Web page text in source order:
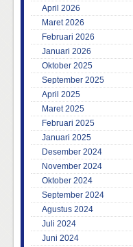
April 2026
Maret 2026
Februari 2026
Januari 2026
Oktober 2025
September 2025
April 2025
Maret 2025
Februari 2025
Januari 2025
Desember 2024
November 2024
Oktober 2024
September 2024
Agustus 2024
Juli 2024
Juni 2024